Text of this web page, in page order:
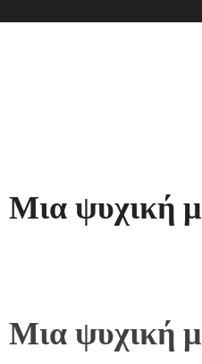
ψυχική
ψυχική